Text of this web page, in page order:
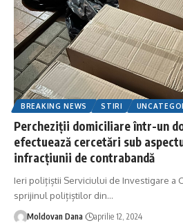
BREAKING NEWS STIRI
Percheziții domiciliare într-un
efectuează cercetări sub
infracțiunii de contrabandă
Ieri polițiștii Serviciului de Investigare a
sprijinul polițiștilor din…
Moldovan Dana aprilie 12, 2024